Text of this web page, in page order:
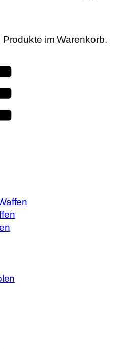
im Warenkorb.